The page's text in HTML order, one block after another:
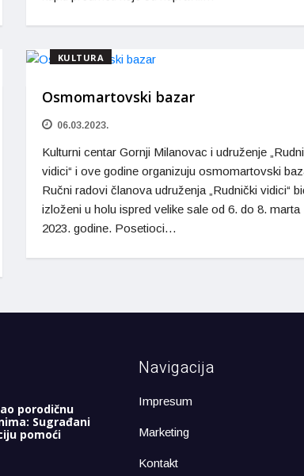
KULTURA
Osmomartovski bazar
06.03.2023.
Kulturni centar Gornji Milanovac i udruženje
vidici“ i ove godine organizuju osmomartovski
Ručni radovi članova udruženja „Rudnički vidici“
izloženi u holu ispred velike sale od 6. do 8. marta
2023. godine. Posetioci…
porodičnu
Sugrađani
pomoći
Navigacija
Impresum
Marketing
Kontakt